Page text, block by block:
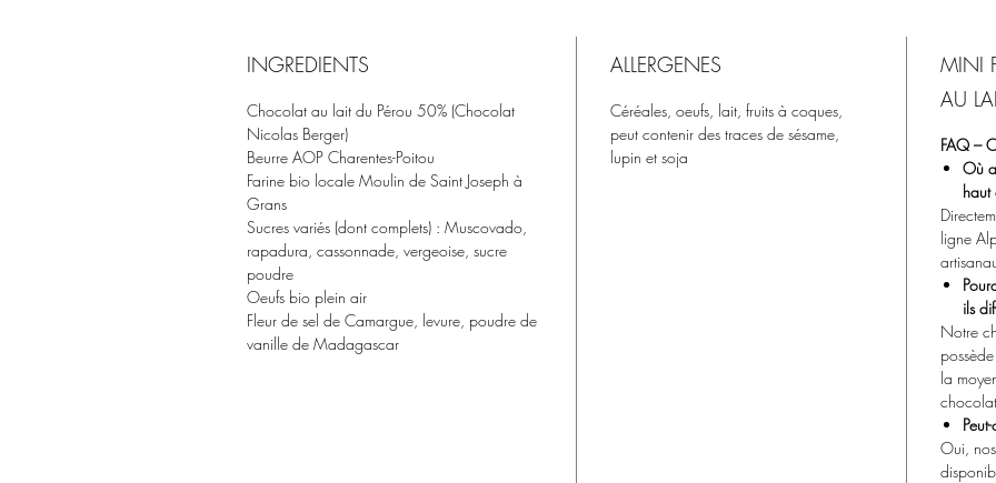
Ces
font
de
INGREDIENTS
Chocolat au lait du Pérou 50% (Chocolat
Nicolas Berger)
Beurre AOP Charentes-Poitou
Farine bio locale Moulin de Saint Joseph à
Grans
Sucres variés (dont complets) : Muscovado,
rapadura, cassonnade, vergeoise, sucre
poudre
Oeufs bio plein air
Fleur de sel de Camargue, levure, poudre de
vanille de Madagascar
ALLERGENES
Céréales, oeufs, lait, fruits à coques,
peut contenir des traces de sésame,
lupin et soja
MINI
AU
FAQ –
Où
haut
ligne
ils
Notre
la
Oui,